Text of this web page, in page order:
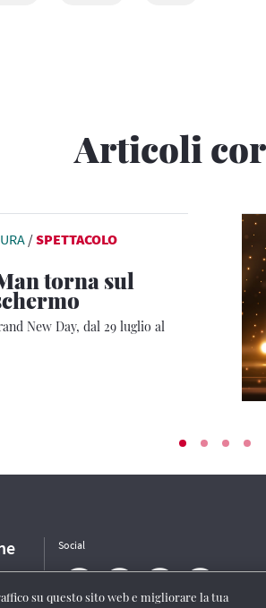
Articoli
/SPETTACOLO
torna sul
New Day, dal 29 luglio al
Social
su questo sito web e migliorare la tua